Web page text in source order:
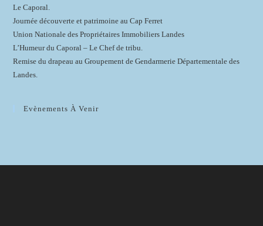
Le Caporal.
Journée découverte et patrimoine au Cap Ferret
Union Nationale des Propriétaires Immobiliers Landes
L’Humeur du Caporal – Le Chef de tribu.
Remise du drapeau au Groupement de Gendarmerie Départementale des
Landes.
Evènements À Venir